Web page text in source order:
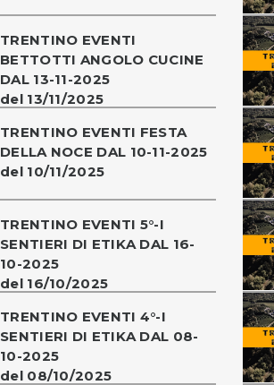
TRENTINO EVENTI
BETTOTTI ANGOLO CUCINE
DAL 13-11-2025
del 13/11/2025
TRENTINO EVENTI FESTA
DELLA NOCE DAL 10-11-2025
del 10/11/2025
TRENTINO EVENTI 5°-I
SENTIERI DI ETIKA DAL 16-
10-2025
del 16/10/2025
TRENTINO EVENTI 4°-I
SENTIERI DI ETIKA DAL 08-
10-2025
del 08/10/2025